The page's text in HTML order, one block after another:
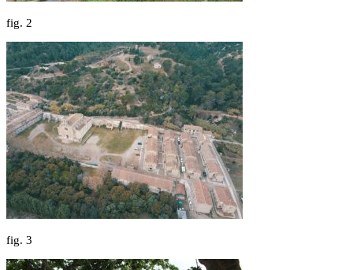
fig. 2
fig. 3